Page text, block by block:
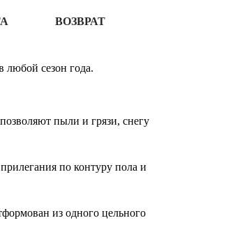
ВОЗВРАТ
любой сезон года.
пыли и грязи, снегу
по контуру пола и
из одного цельного